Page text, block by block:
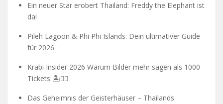
Ein neuer Star erobert Thailand: Freddy the Elephant ist
da!
Pileh Lagoon & Phi Phi Islands: Dein ultimativer Guide
für 2026
Krabi Insider 2026 Warum Bilder mehr sagen als 1000
Tickets 🏝️🧗‍♂️
Das Geheimnis der Geisterhäuser – Thailands